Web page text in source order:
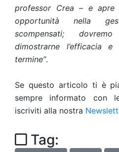
professor Crea – e
opportunità nella
scompensati;
dimostrarne l’efficacia
termine”.
Se questo articolo ti è
sempre informato con
iscriviti alla nostra
Tag: